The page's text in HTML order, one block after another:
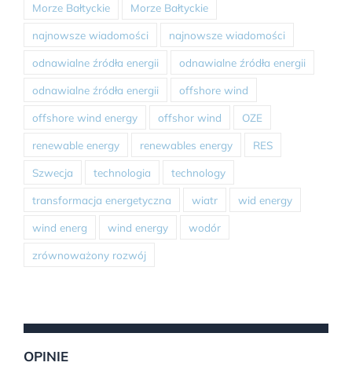
Morze Bałtyckie Morze Bałtyckie
najnowsze wiadomości najnowsze wiadomości
odnawialne źródła energii odnawialne źródła energii
odnawialne źródła energii offshore wind
offshore wind energy offshor wind OZE
renewable energy renewables energy RES
Szwecja technologia technology
transformacja energetyczna wiatr wid energy
wind energ wind energy wodór
zrównoważony rozwój
OPINIE